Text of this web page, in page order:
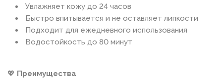
Увлажняет кожу до 24 часов
Быстро впитывается и не оставляет липкости
Подходит для ежедневного использования
Водостойкость до 80 минут
💖 Преимущества